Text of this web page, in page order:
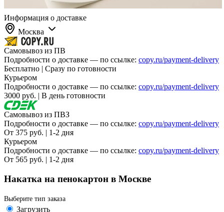
Информация о доставке
Москва
Самовывоз из ПВ
Подробности о доставке — по ссылке: copy.ru/payment-delivery
Бесплатно | Сразу по готовности
Курьером
Подробности о доставке — по ссылке: copy.ru/payment-delivery
3000 руб. | В день готовности
Самовывоз из ПВЗ
Подробности о доставке — по ссылке: copy.ru/payment-delivery
От 375 руб. | 1-2 дня
Курьером
Подробности о доставке — по ссылке: copy.ru/payment-delivery
От 565 руб. | 1-2 дня
Накатка на пенокартон в Москве
Выберите тип заказа
Загрузить